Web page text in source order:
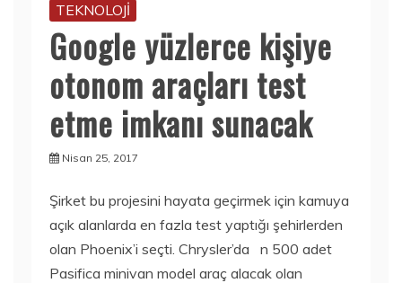
TEKNOLOJİ
Google yüzlerce kişiye
otonom araçları test
etme imkanı sunacak
Nisan 25, 2017
Şirket bu projesini hayata geçirmek için kamuya
açık alanlarda en fazla test yaptığı şehirlerden
olan Phoenix’i seçti. Chrysler’da n 500 adet
Pasifica minivan model araç alacak olan